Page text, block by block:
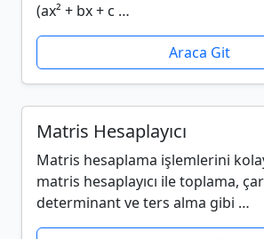
(ax² + bx + c …
Araca Git
Matris Hesaplayıcı
Matris hesaplama işlemlerini
matris hesaplayıcı ile toplama,
determinant ve ters alma gibi …